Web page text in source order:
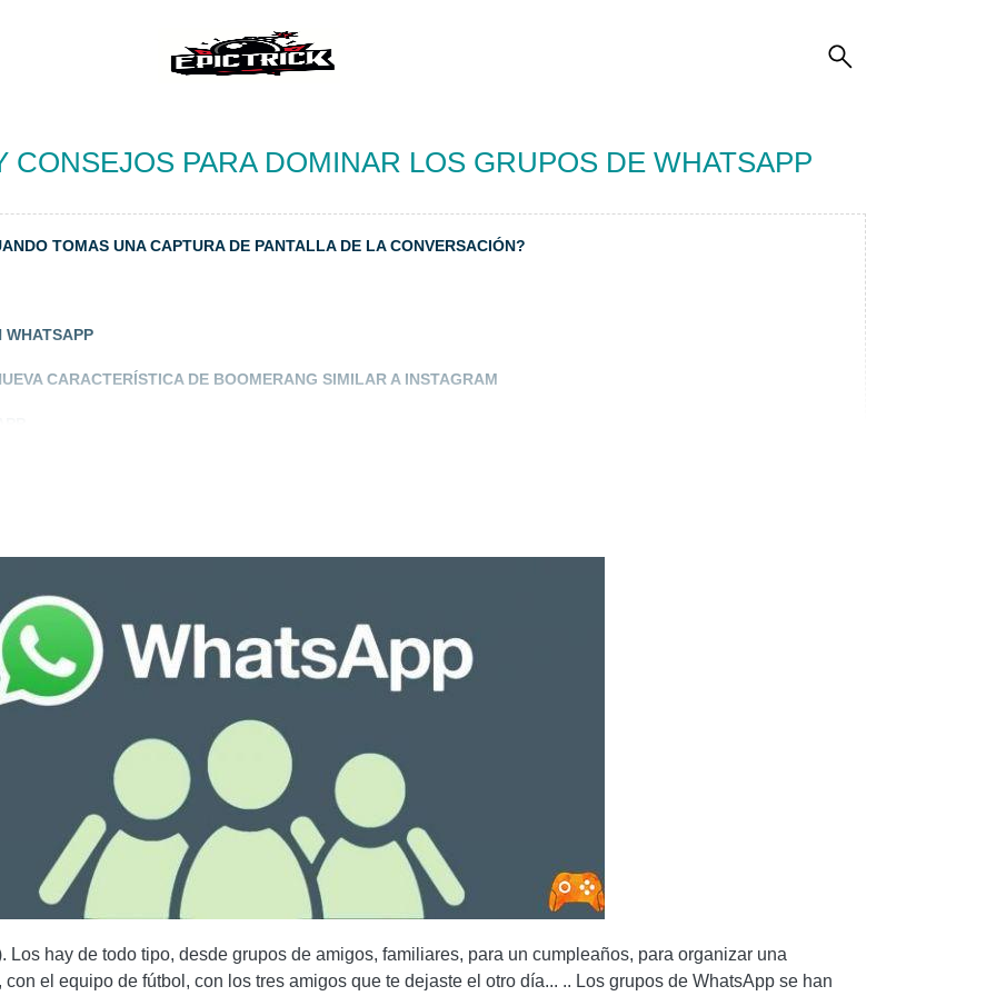
CONSEJOS PARA DOMINAR LOS GRUPOS DE WHATSAPP
TOMAS UNA CAPTURA DE PANTALLA DE LA CONVERSACIÓN?
WHATSAPP
CARACTERÍSTICA DE BOOMERANG SIMILAR A INSTAGRAM
EN WHATSAPP
WHATSAPP EN ANDROID
SIMPLES PARA PROBAR
EN CUALQUIER TELÉFONO HUAWEI / HONOR A TRAVÉS DE APP TWIN
Los hay de todo tipo, desde grupos de amigos, familiares, para un cumpleaños, para organizar una
el equipo de fútbol, ​​con los tres amigos que te dejaste el otro día... .. Los grupos de WhatsApp se han